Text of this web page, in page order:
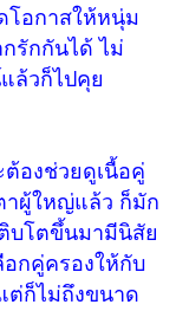
โอกาสให้หนุ่ม
รักกันได้ ไม่
ล้วก็ไปคุย
องช่วยดูเนื้อคู่
าผู้ใหญ่แล้ว ก็มัก
บโตขึ้นมามีนิสัย
อกคู่ครองให้กับ
ต่ก็ไม่ถึงขนาด